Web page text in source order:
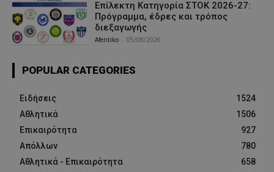
Επίλεκτη Κατηγορία ΣΤΟΚ 2026-27:
Πρόγραμμα, έδρες και τρόπος
διεξαγωγής
Afentiko 05/08/2026
POPULAR CATEGORIES
Ειδήσεις
1524
Αθλητικά
1506
Επικαιρότητα
927
Απόλλων
780
Αθλητικά - Επικαιρότητα
658